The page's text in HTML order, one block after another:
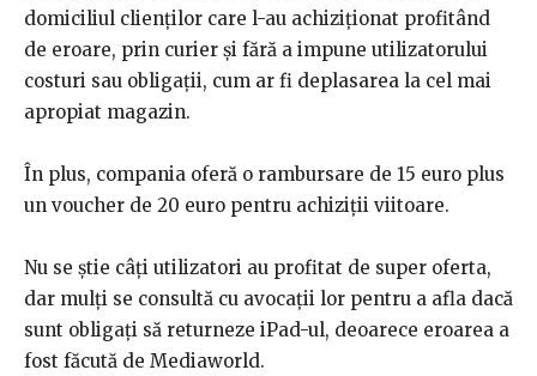
domiciliul clienților care l-au achiziționat profitând
de eroare, prin curier și fără a impune utilizatorului
costuri sau obligații, cum ar fi deplasarea la cel mai
apropiat magazin.
În plus, compania oferă o rambursare de 15 euro plus
un voucher de 20 euro pentru achiziții viitoare.
Nu se știe câți utilizatori au profitat de super oferta,
dar mulți se consultă cu avocații lor pentru a afla dacă
sunt obligați să returneze iPad-ul, deoarece eroarea a
fost făcută de Mediaworld.